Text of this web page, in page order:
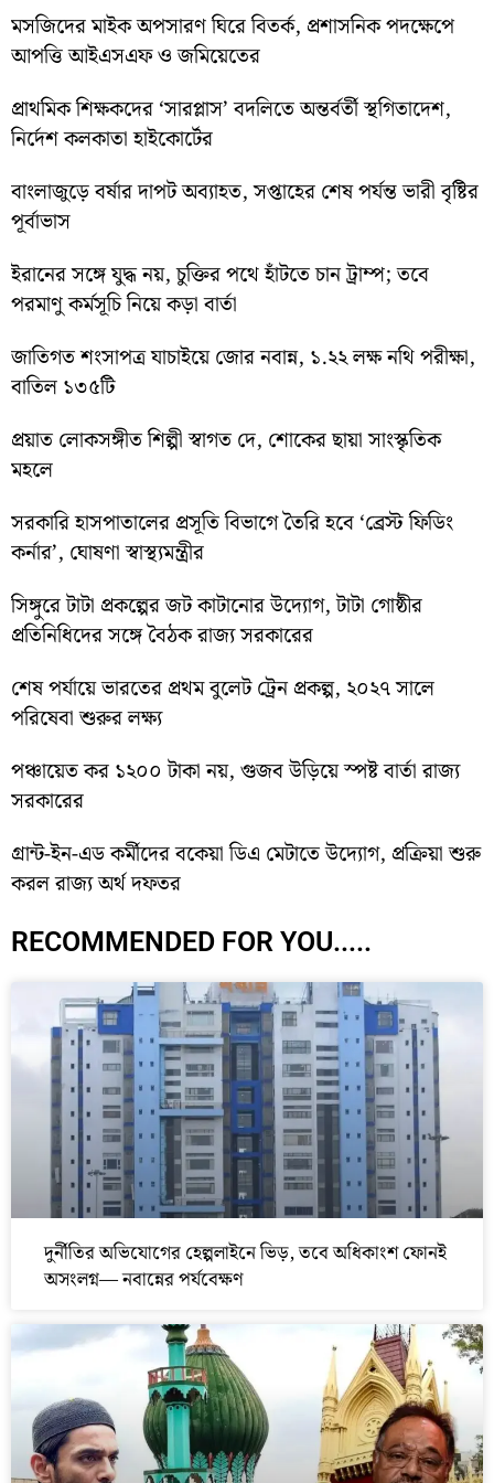
মসজিদের মাইক অপসারণ ঘিরে বিতর্ক, প্রশাসনিক পদক্ষেপে
আপত্তি আইএসএফ ও জমিয়েতের
প্রাথমিক শিক্ষকদের ‘সারপ্লাস’ বদলিতে অন্তর্বর্তী স্থগিতাদেশ,
নির্দেশ কলকাতা হাইকোর্টের
বাংলাজুড়ে বর্ষার দাপট অব্যাহত, সপ্তাহের শেষ পর্যন্ত ভারী বৃষ্টির
পূর্বাভাস
ইরানের সঙ্গে যুদ্ধ নয়, চুক্তির পথে হাঁটতে চান ট্রাম্প; তবে
পরমাণু কর্মসূচি নিয়ে কড়া বার্তা
জাতিগত শংসাপত্র যাচাইয়ে জোর নবান্ন, ১.২২ লক্ষ নথি পরীক্ষা,
বাতিল ১৩৫টি
প্রয়াত লোকসঙ্গীত শিল্পী স্বাগত দে, শোকের ছায়া সাংস্কৃতিক
মহলে
সরকারি হাসপাতালের প্রসূতি বিভাগে তৈরি হবে ‘ব্রেস্ট ফিডিং
কর্নার’, ঘোষণা স্বাস্থ্যমন্ত্রীর
সিঙ্গুরে টাটা প্রকল্পের জট কাটানোর উদ্যোগ, টাটা গোষ্ঠীর
প্রতিনিধিদের সঙ্গে বৈঠক রাজ্য সরকারের
শেষ পর্যায়ে ভারতের প্রথম বুলেট ট্রেন প্রকল্প, ২০২৭ সালে
পরিষেবা শুরুর লক্ষ্য
পঞ্চায়েত কর ১২০০ টাকা নয়, গুজব উড়িয়ে স্পষ্ট বার্তা রাজ্য
সরকারের
গ্রান্ট-ইন-এড কর্মীদের বকেয়া ডিএ মেটাতে উদ্যোগ, প্রক্রিয়া শুরু
করল রাজ্য অর্থ দফতর
RECOMMENDED FOR YOU.....
দুর্নীতির অভিযোগের হেল্পলাইনে ভিড়, তবে অধিকাংশ ফোনই
অসংলগ্ন— নবান্নের পর্যবেক্ষণ